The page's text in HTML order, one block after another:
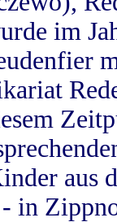
im
aus
in